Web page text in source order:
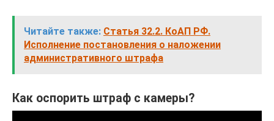
Читайте также: Статья 32.2. КоАП РФ.
Исполнение постановления о наложении
административного штрафа
Как оспорить штраф с камеры?